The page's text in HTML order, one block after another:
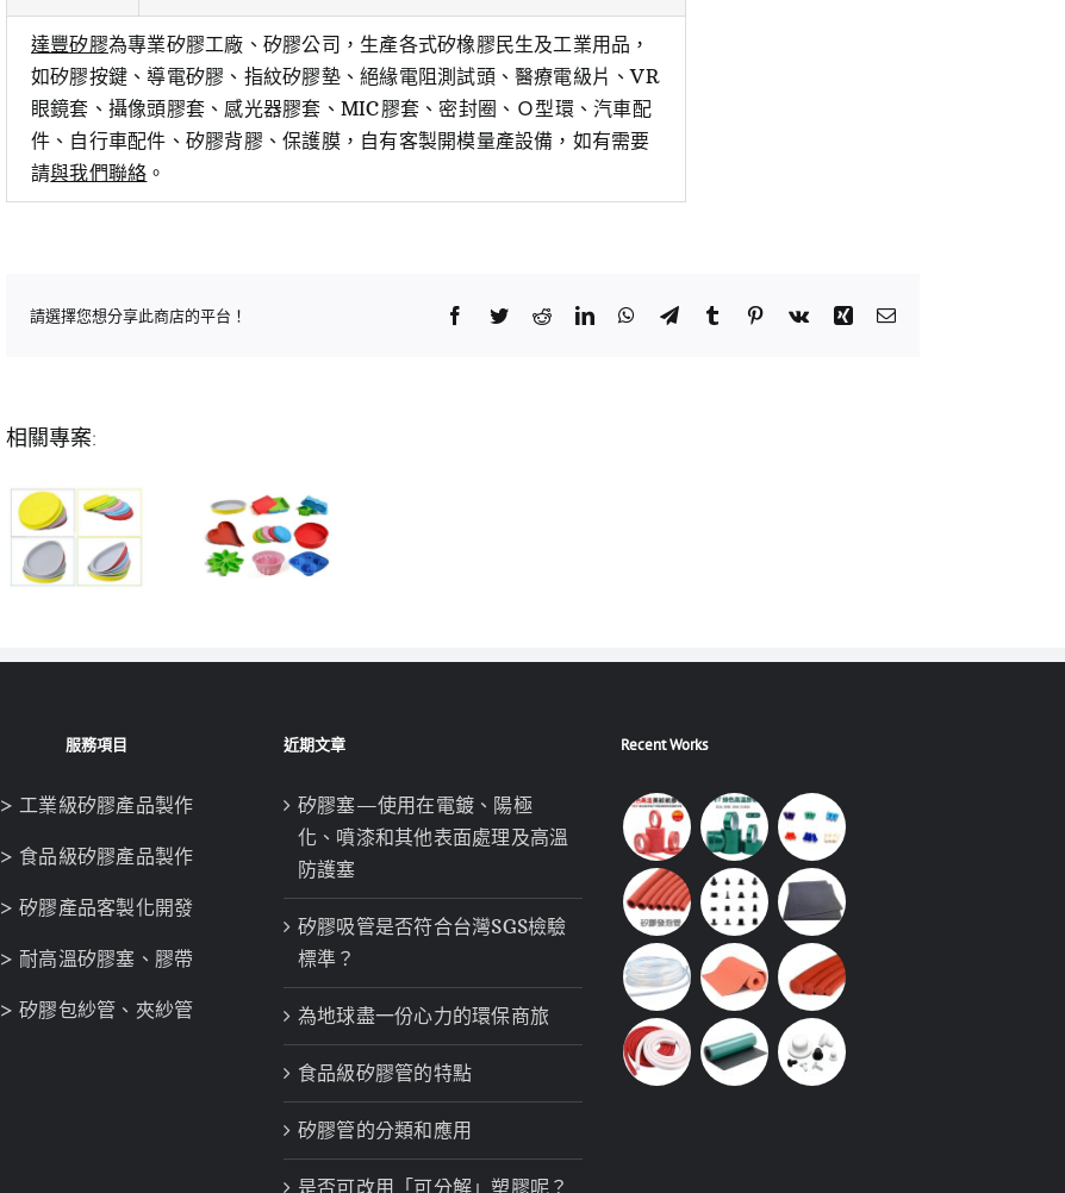
達豐矽膠為專業矽膠工廠、矽膠公司，生產各式矽橡膠民生及工業用品，
如矽膠按鍵、導電矽膠、指紋矽膠墊、絕緣電阻測試頭、醫療電級片、VR
眼鏡套、攝像頭膠套、感光器膠套、MIC膠套、密封圈、Ｏ型環、汽車配
件、自行車配件、矽膠背膠、保護膜，自有客製開模量產設備，如有需要
請與我們聯絡 。
請選擇您想分享此商店的平台！ Facebook
TwitterRedditLinkedInWhatsApp
TelegramTumblr Pinterest
Vk Xing Email:
相關專案:
服務項目
> 工業級矽膠產品製作
> 食品級矽膠產品製作
> 矽膠產品客製化開發
> 耐高溫矽膠塞、膠帶
> 矽膠包紗管、夾紗管
近期文章
矽膠塞—使用在電鍍、陽極
化、噴漆和其他表面處理及高溫
防護塞
矽膠吸管是否符合台灣SGS檢驗
標準？
為地球盡一份心力的環保商旅
食品級矽膠管的特點
矽膠管的分類和應用
是否可改用「可分解」塑膠呢？
Recent Works